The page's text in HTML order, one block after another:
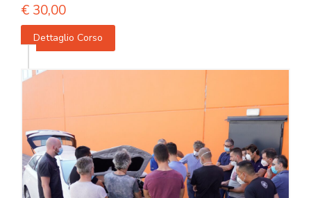
€ 30,00
Dettaglio Corso